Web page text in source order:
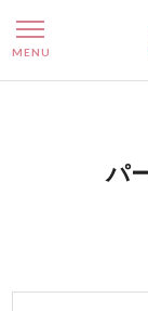
パーティ
MENU
パ